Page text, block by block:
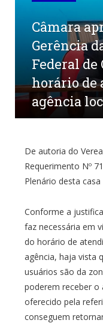
Câmara
Gerência
Federal de
horário de
agência
De autoria do
Requerimento Nº
Plenário desta
Conforme a
faz necessária em
do horário de
agência, haja vista
usuários são da
poderem receber o
oferecido pela
conseguem